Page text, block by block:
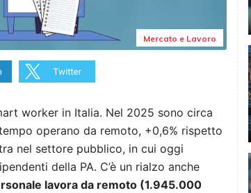
Mercato e Lavoro
worker in Italia. Nel 2025 sono circa
operano da remoto, +0,6% rispetto
nel settore pubblico, in cui oggi
della PA. C’è un rialzo anche
lavora da remoto (1.945.000